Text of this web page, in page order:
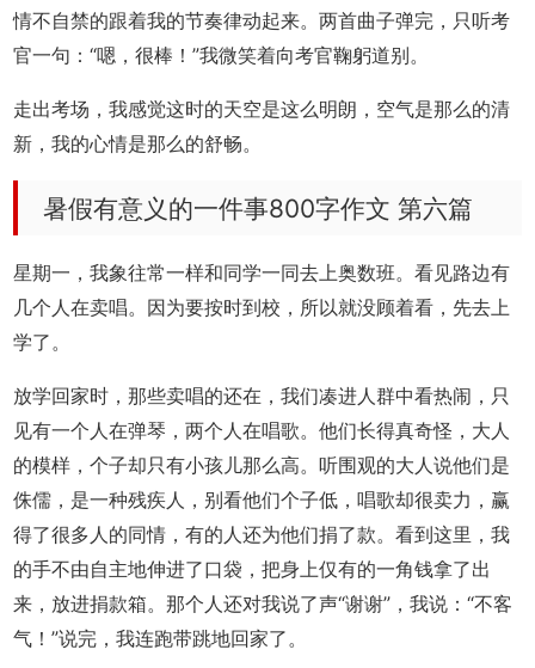
情不自禁的跟着我的节奏律动起来。两首曲子弹完，只听考
官一句：“嗯，很棒！”我微笑着向考官鞠躬道别。
走出考场，我感觉这时的天空是这么明朗，空气是那么的清
新，我的心情是那么的舒畅。
暑假有意义的一件事800字作文 第六篇
星期一，我象往常一样和同学一同去上奥数班。看见路边有
几个人在卖唱。因为要按时到校，所以就没顾着看，先去上
学了。
放学回家时，那些卖唱的还在，我们凑进人群中看热闹，只
见有一个人在弹琴，两个人在唱歌。他们长得真奇怪，大人
的模样，个子却只有小孩儿那么高。听围观的大人说他们是
侏儒，是一种残疾人，别看他们个子低，唱歌却很卖力，赢
得了很多人的同情，有的人还为他们捐了款。看到这里，我
的手不由自主地伸进了口袋，把身上仅有的一角钱拿了出
来，放进捐款箱。那个人还对我说了声“谢谢”，我说：“不客
气！”说完，我连跑带跳地回家了。